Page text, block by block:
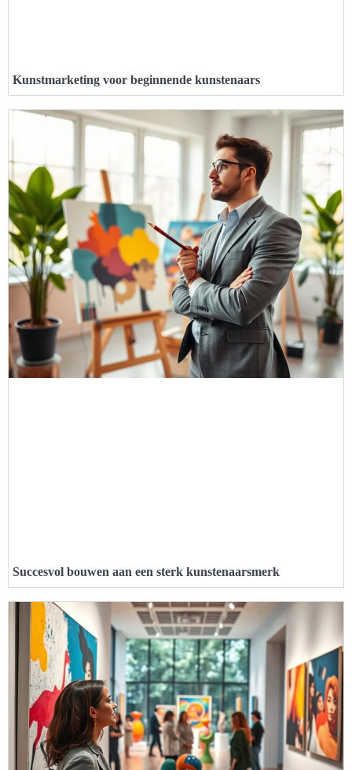
Kunstmarketing voor beginnende kunstenaars
Succesvol bouwen aan een sterk kunstenaarsmerk